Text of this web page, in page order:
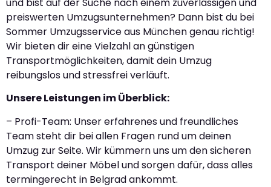
preiswerten Umzugsunternehmen? Dann bist du bei
Sommer Umzugsservice aus München genau richtig!
Wir bieten dir eine Vielzahl an günstigen
Transportmöglichkeiten, damit dein Umzug
reibungslos und stressfrei verläuft.
Unsere Leistungen im Überblick:
– Profi-Team: Unser erfahrenes und freundliches
Team steht dir bei allen Fragen rund um deinen
Umzug zur Seite. Wir kümmern uns um den sicheren
Transport deiner Möbel und sorgen dafür, dass alles
termingerecht in Belgrad ankommt.